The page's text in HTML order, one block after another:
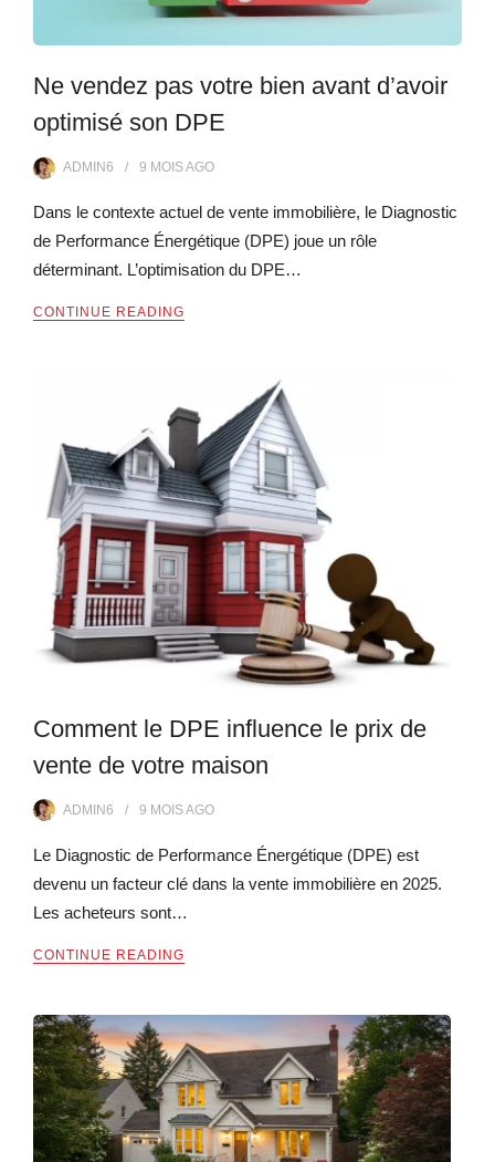
Ne vendez pas votre bien avant d’avoir
optimisé son DPE
ADMIN6 9 MOISAGO
Dans le contexte actuel de vente immobilière, le Diagnostic
de Performance Énergétique (DPE) joue un rôle
déterminant. L’optimisation du DPE…
CONTINUE READING
Comment le DPE influence le prix de
vente de votre maison
ADMIN6 9 MOISAGO
Le Diagnostic de Performance Énergétique (DPE) est
devenu un facteur clé dans la vente immobilière en 2025.
Les acheteurs sont…
CONTINUE READING